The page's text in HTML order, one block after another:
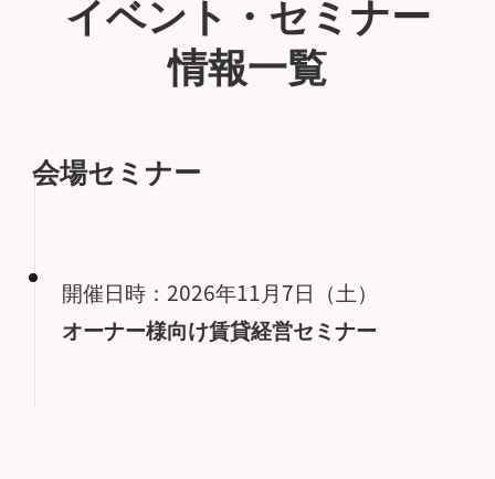
イベント・セミナー
情報一覧
会場セミナー
開催日時：2026年11月7日（土）
オーナー様向け賃貸経営セミナー